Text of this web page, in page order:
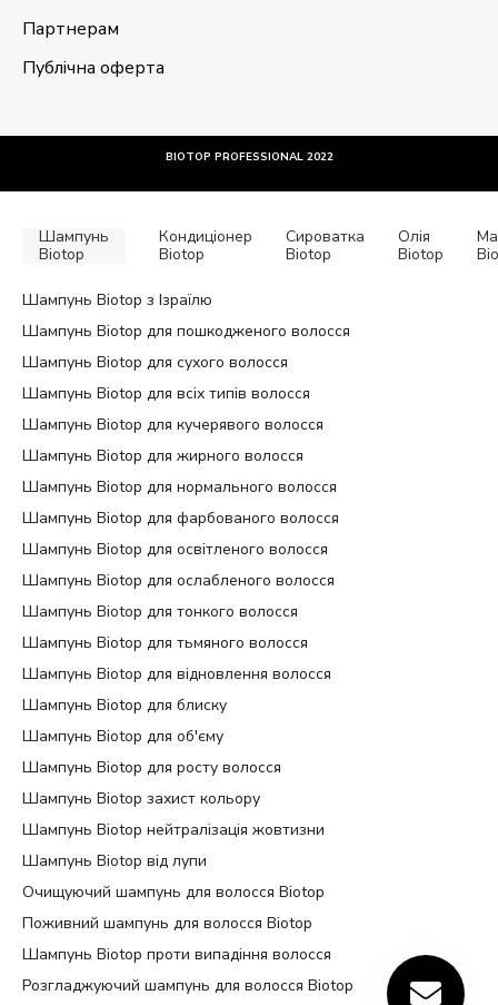
Партнерам
Публічна оферта
BIOTOP PROFESSIONAL 2022
Шампунь
Biotop
Кондиціонер
Biotop
Сироватка
Biotop
Олія
Biotop
Шампунь Biotop з Ізраїлю
Шампунь Biotop для пошкодженого волосся
Шампунь Biotop для сухого волосся
Шампунь Biotop для всіх типів волосся
Шампунь Biotop для кучерявого волосся
Шампунь Biotop для жирного волосся
Шампунь Biotop для нормального волосся
Шампунь Biotop для фарбованого волосся
Шампунь Biotop для освітленого волосся
Шампунь Biotop для ослабленого волосся
Шампунь Biotop для тонкого волосся
Шампунь Biotop для тьмяного волосся
Шампунь Biotop для відновлення волосся
Шампунь Biotop для блиску
Шампунь Biotop для об'єму
Шампунь Biotop для росту волосся
Шампунь Biotop захист кольору
Шампунь Biotop нейтралізація жовтизни
Шампунь Biotop від лупи
Очищуючий шампунь для волосся Biotop
Поживний шампунь для волосся Biotop
Шампунь Biotop проти випадіння волосся
Розгладжуючий шампунь для волосся Biotop